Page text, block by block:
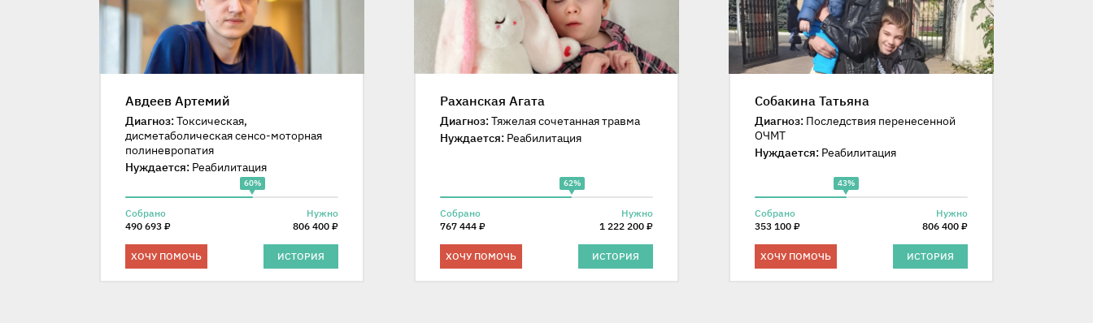
Авдеев Артемий
Диагноз: Токсическая,
дисметаболическая сенсо-моторная
полиневропатия
Нуждается: Реабилитация
60%
Собрано
490 693 ₽
Нужно
806 400 ₽
ХОЧУ ПОМОЧЬ ИСТОРИЯ
Раханская Агата
Диагноз:Тяжелая сочетанная травма
Нуждается: Реабилитация
62%
Собрано
767 444 ₽
Нужно
1 222 200 ₽
ХОЧУ ПОМОЧЬ ИСТОРИЯ
Собакина Татьяна
Диагноз: Последствия перенесенной
ОЧМТ
Нуждается: Реабилитация
43%
Собрано
353 100 ₽
Нужно
806 400 ₽
ХОЧУ ПОМОЧЬ ИСТОРИЯ